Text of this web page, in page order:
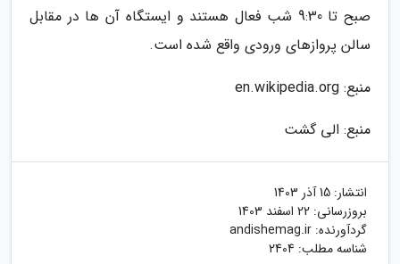
صبح تا 9:30 شب فعال هستند و ایستگاه آن ها در مقابل
سالن پروازهای ورودی واقع شده است.
منبع: en.wikipedia.org
منبع: الی گشت
انتشار: 15 آذر 1403
بروزرسانی: 22 اسفند 1403
گردآورنده: andishemag.ir
شناسه مطلب: 2404